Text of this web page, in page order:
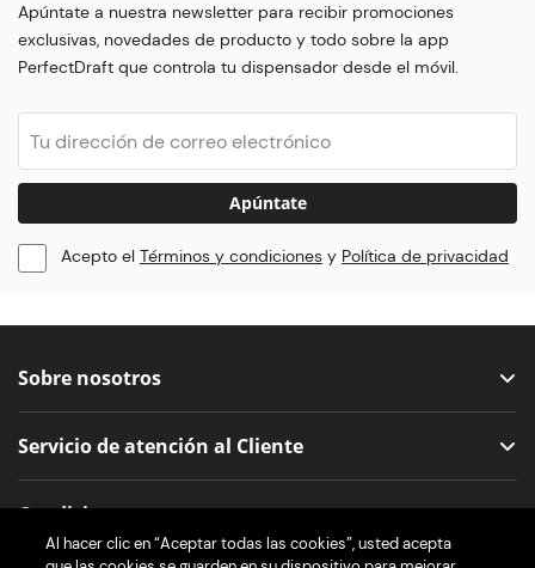
Apúntate a nuestra newsletter para recibir promociones
exclusivas, novedades de producto y todo sobre la app
PerfectDraft que controla tu dispensador desde el móvil.
Apúntate
Acepto el Términos y condiciones y Política de privacidad
Sobre nosotros
Servicio de atención al Cliente
Condiciones
Al hacer clic en “Aceptar todas las cookies”, usted acepta